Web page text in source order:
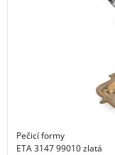
Pečicí formy
ETA 3147 99010 zlatá